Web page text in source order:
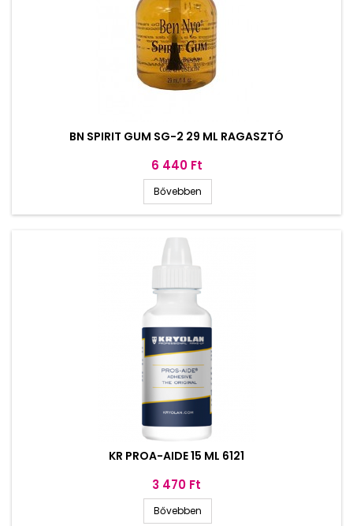
BN SPIRIT GUM SG-2 29 ML RAGASZTÓ
Ár
6 440 Ft
Bővebben
KR PROA-AIDE 15 ML 6121
Ár
3 470 Ft
Bővebben